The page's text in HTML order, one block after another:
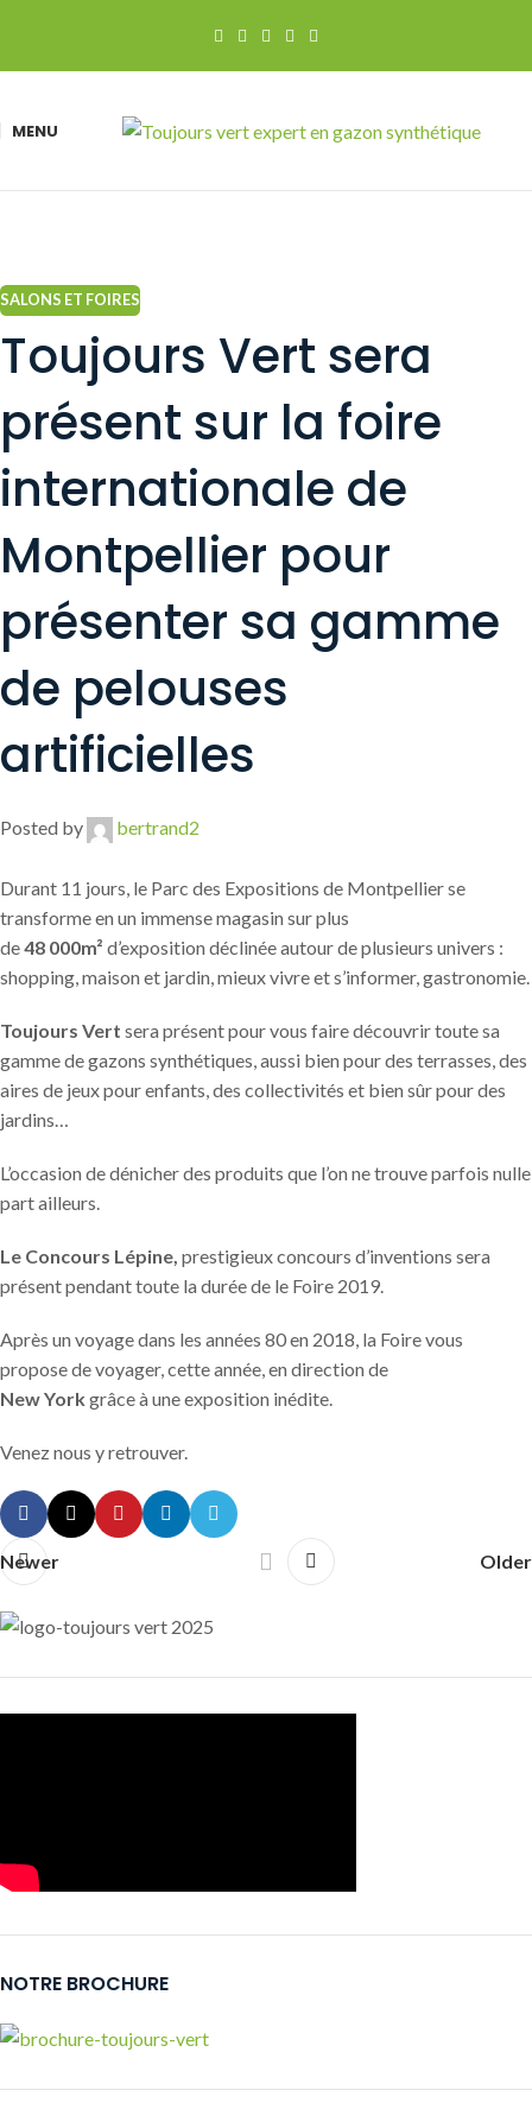
MENU
SALONS ET FOIRES
Toujours Vert sera
présent sur la foire
internationale de
Montpellier pour
présenter sa gamme
de pelouses
artificielles
Posted by bertrand2
Durant 11 jours, le Parc des Expositions de Montpellier se
transforme en un immense magasin sur plus
de48 000m² d’exposition déclinée autour de plusieurs univers :
shopping, maison et jardin, mieux vivre et s’informer, gastronomie.
Toujours Vert sera présent pour vous faire découvrir toute sa
gamme de gazons synthétiques, aussi bien pour des terrasses, des
aires de jeux pour enfants, des collectivités et bien sûr pour des
jardins…
L’occasion de dénicher des produits que l’on ne trouve parfois nulle
part ailleurs.
Le Concours Lépine, prestigieux concours d’inventions sera
présent pendant toute la durée de le Foire 2019.
Après un voyage dans les années 80 en 2018, la Foire vous
propose de voyager, cette année, en direction de
New York grâce à une exposition inédite.
Venez nous y retrouver.
Newer Older
NOTRE BROCHURE